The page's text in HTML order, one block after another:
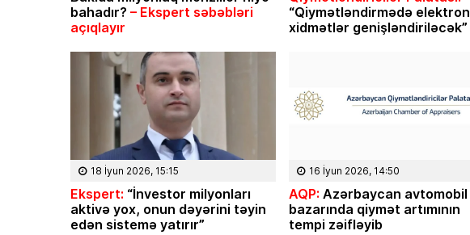
bahadır? – Ekspert səbəbləri
açıqlayır
“Qiymətləndirmədə elektron
xidmətlər genişləndiriləcək”
18 İyun 2026, 15:15
Ekspert: “İnvestor milyonları
aktivə yox, onun dəyərini təyin
edən sistemə yatırır”
16 İyun 2026, 14:50
AQP: Azərbaycan avtomobil
bazarında qiymət artımının
tempi zəifləyib